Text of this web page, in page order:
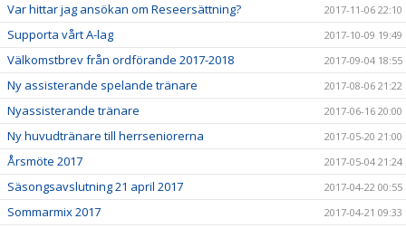
Var hittar jag ansökan om Reseersättning? 2017-11-06 22:10
Supporta vårt A-lag 2017-10-09 19:49
Välkomstbrev från ordförande 2017-2018 2017-09-04 18:55
Ny assisterande spelande tränare 2017-08-06 21:22
Nyassisterande tränare 2017-06-16 20:00
Ny huvudtränare till herrseniorerna 2017-05-20 21:00
Årsmöte 2017 2017-05-04 21:24
Säsongsavslutning 21 april 2017 2017-04-22 00:55
Sommarmix 2017 2017-04-21 09:33